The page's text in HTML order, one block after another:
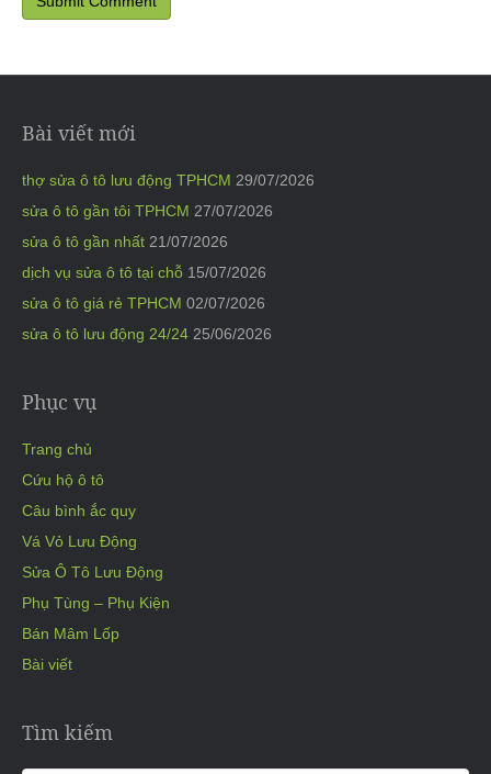
Bài viết mới
thợ sửa ô tô lưu động TPHCM 29/07/2026
sửa ô tô gần tôi TPHCM 27/07/2026
sửa ô tô gần nhất 21/07/2026
dịch vụ sửa ô tô tại chỗ 15/07/2026
sửa ô tô giá rẻ TPHCM 02/07/2026
sửa ô tô lưu động 24/24 25/06/2026
Phục vụ
Trang chủ
Cứu hộ ô tô
Câu bình ắc quy
Vá Vỏ Lưu Động
Sửa Ô Tô Lưu Động
Phụ Tùng – Phụ Kiện
Bán Mâm Lốp
Bài viết
Tìm kiếm